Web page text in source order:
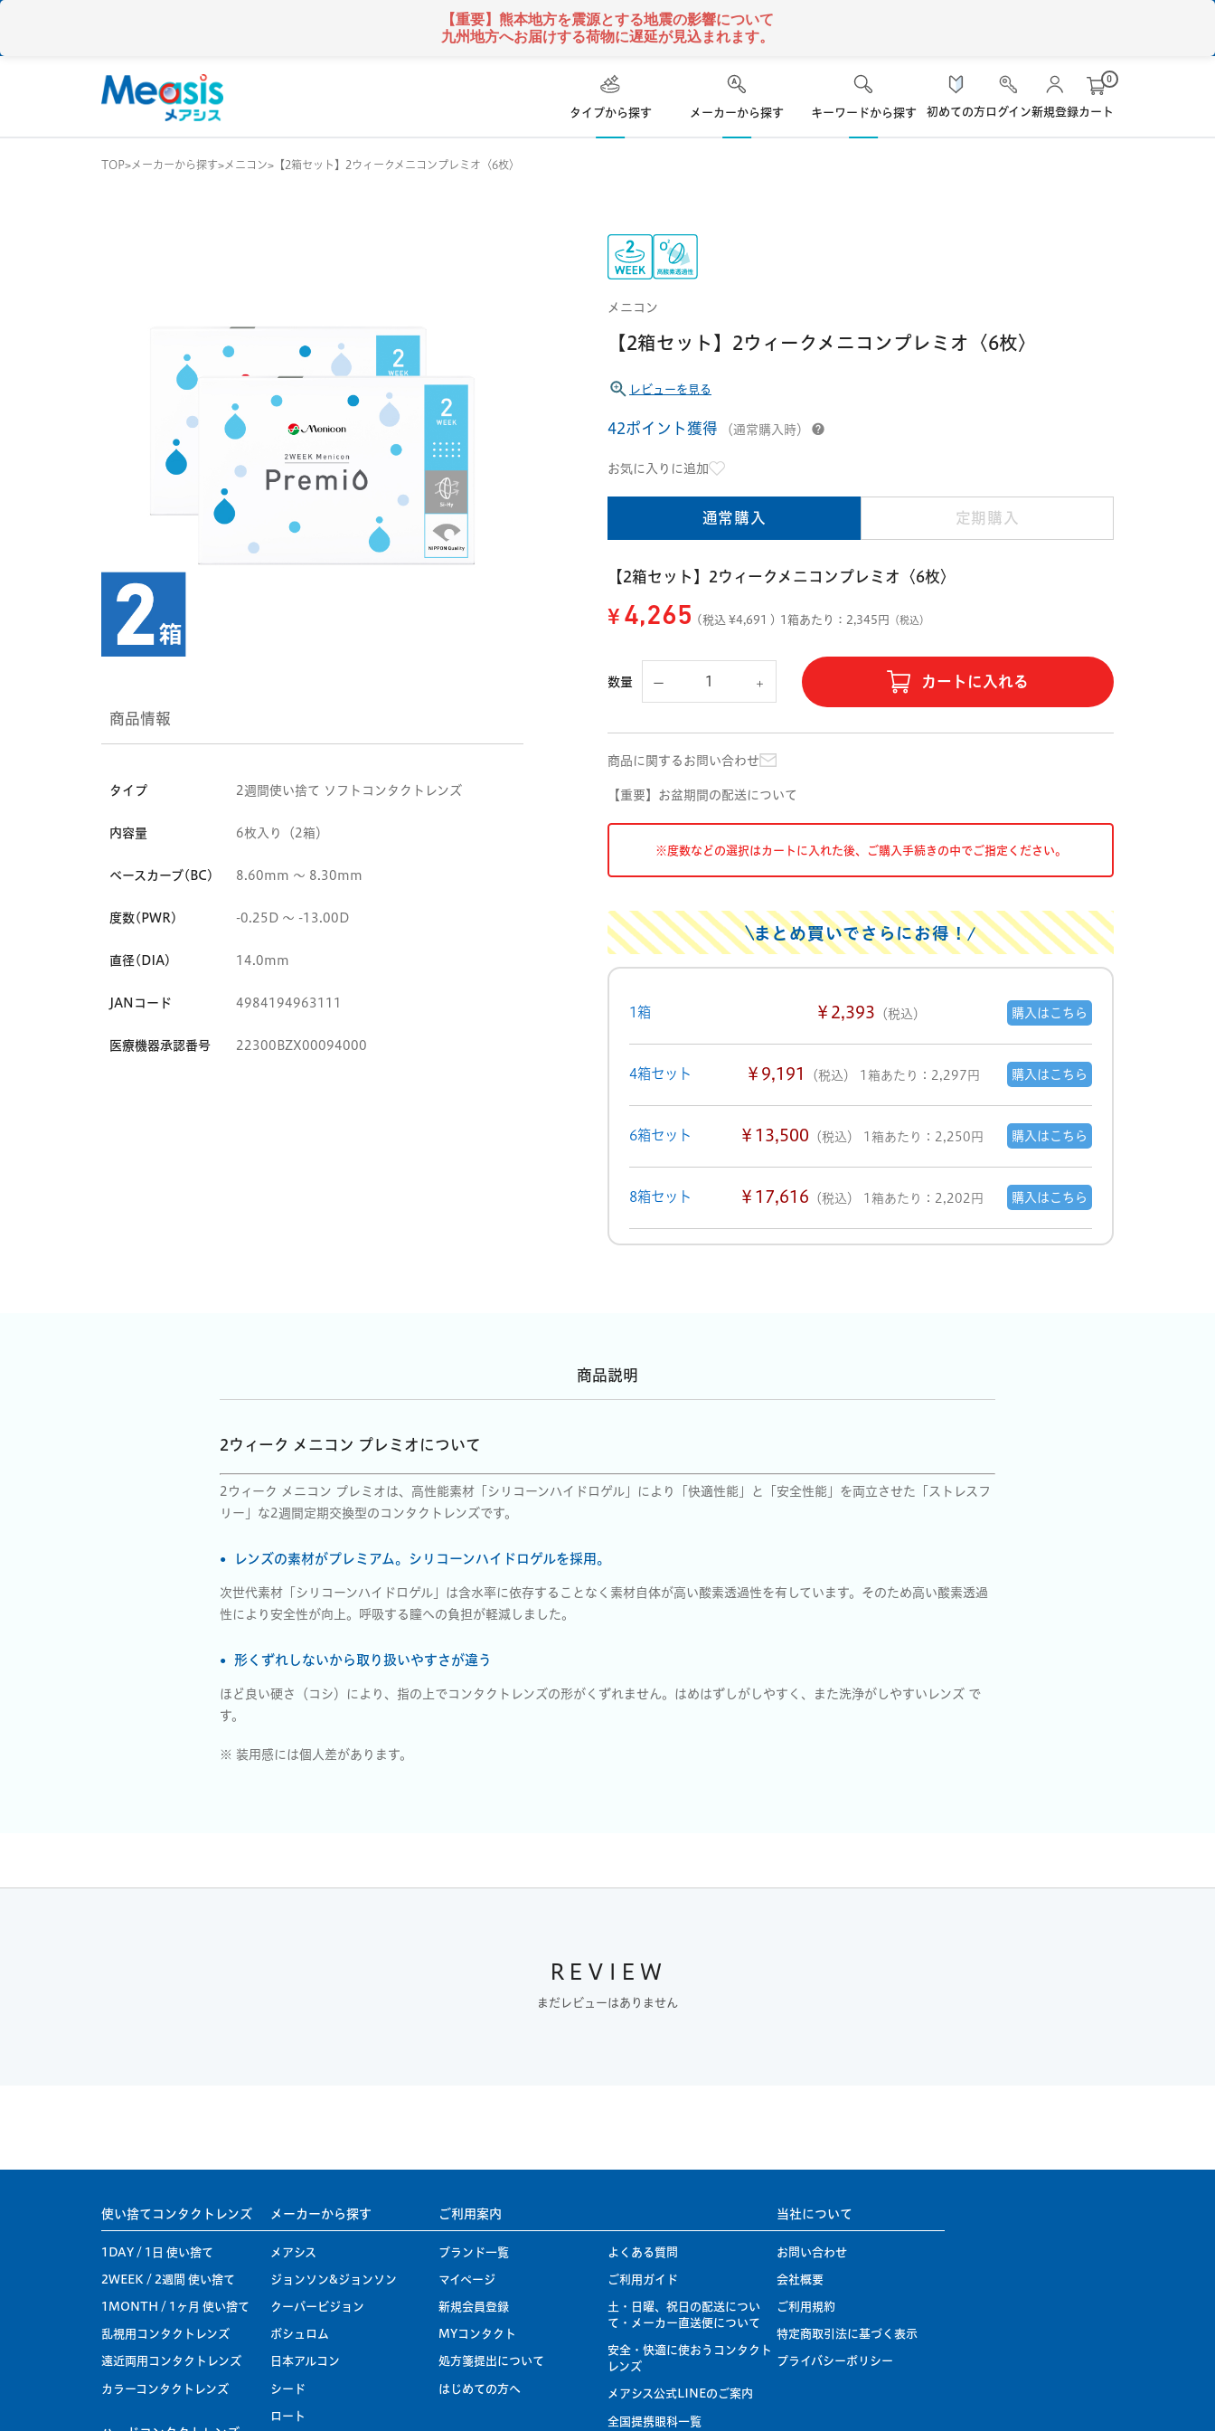
【重要】熊本地方を震源とする地震の影響について
九州地方へお届けする荷物に遅延が見込まれます。
タイプから探す メーカーから探す キーワードから探す 初めての方ログイン新規登録カート
0
ソフト
TOP メーカーから探す メニコン 【2箱セット】2ウィークメニコンプレミオ〈6枚〉
商品情報
タイプ 2週間使い捨て ソフトコンタクトレンズ
内容量 6枚入り（2箱）
ベースカーブ(BC) 8.60mm 〜 8.30mm
度数(PWR) -0.25D 〜 -13.00D
直径(DIA) 14.0mm
JANコード 4984194963111
医療機器承認番号 22300BZX00094000
メニコン
【2箱セット】2ウィークメニコンプレミオ〈6枚〉
レビューを見る
42ポイント獲得 （通常購入時）
お気に入りに追加
通常購入 定期購入
【2箱セット】2ウィークメニコンプレミオ〈6枚〉
¥ 4,265 (税込 ¥4,691 ) 1箱あたり：2,345円 （税込）
数量 カートに入れる
商品に関するお問い合わせ
【重要】お盆期間の配送について
※度数などの選択はカートに入れた後、ご購入手続きの中でご指定ください。
まとめ買いでさらにお得！
1箱 ￥2,393 （税込） 購入はこちら
4箱セット ￥9,191 （税込） 1箱あたり：2,297円 購入はこちら
6箱セット ￥13,500 （税込） 1箱あたり：2,250円 購入はこちら
8箱セット ￥17,616 （税込） 1箱あたり：2,202円 購入はこちら
商品説明
2ウィーク メニコン プレミオについて
2ウィーク メニコン プレミオは、高性能素材「シリコーンハイドロゲル」により「快適性能」と「安全性能」を両立させた「ストレスフ
リー」な2週間定期交換型のコンタクトレンズです。
レンズの素材がプレミアム。シリコーンハイドロゲルを採用。
次世代素材「シリコーンハイドロゲル」は含水率に依存することなく素材自体が高い酸素透過性を有しています。そのため高い酸素透過
性により安全性が向上。呼吸する瞳への負担が軽減しました。
形くずれしないから取り扱いやすさが違う
ほど良い硬さ（コシ）により、指の上でコンタクトレンズの形がくずれません。はめはずしがしやすく、また洗浄がしやすいレンズ で
す。
※ 装用感には個人差があります。
REVIEW
まだレビューはありません
使い捨てコンタクトレンズ
1DAY / 1日 使い捨て
2WEEK / 2週間 使い捨て
1MONTH / 1ヶ月 使い捨て
乱視用コンタクトレンズ
遠近両用コンタクトレンズ
カラーコンタクトレンズ
メーカーから探す
メアシス
ジョンソン&ジョンソン
クーパービジョン
ボシュロム
日本アルコン
シード
ロート
ご利用案内
ブランド一覧
マイページ
新規会員登録
MYコンタクト
処方箋提出について
はじめての方へ
よくある質問
ご利用ガイド
土・日曜、祝日の配送につい
て・メーカー直送便について
安全・快適に使おうコンタクト
レンズ
メアシス公式LINEのご案内
全国提携眼科一覧
当社について
お問い合わせ
会社概要
ご利用規約
特定商取引法に基づく表示
プライバシーポリシー